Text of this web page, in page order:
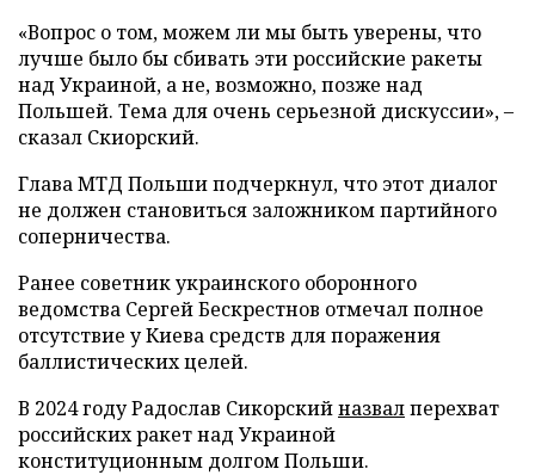
«Вопрос о том, можем ли мы быть уверены, что
лучше было бы сбивать эти российские ракеты
над Украиной, а не, возможно, позже над
Польшей. Тема для очень серьезной дискуссии», –
сказал Скиорский.
Глава МТД Польши подчеркнул, что этот диалог
не должен становиться заложником партийного
соперничества.
Ранее советник украинского оборонного
ведомства Сергей Бескрестнов отмечал полное
отсутствие у Киева средств для поражения
баллистических целей.
В 2024 году Радослав Сикорскийназвалперехват
российских ракет над Украиной
конституционным долгом Польши.